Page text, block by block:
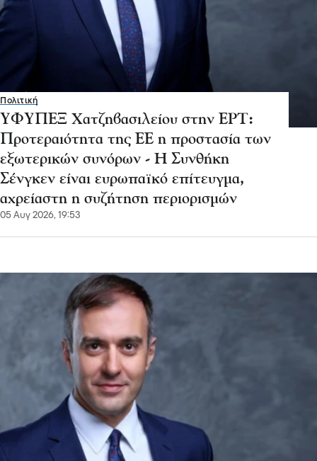
Πολιτική
ΥΦΥΠΕΞ Χατζηβασιλείου στην ΕΡΤ:
Προτεραιότητα της ΕΕ η προστασία των
εξωτερικών συνόρων - Η Συνθήκη
Σένγκεν είναι ευρωπαϊκό επίτευγμα,
αχρείαστη η συζήτηση περιορισμών
05 Αυγ 2026, 19:53